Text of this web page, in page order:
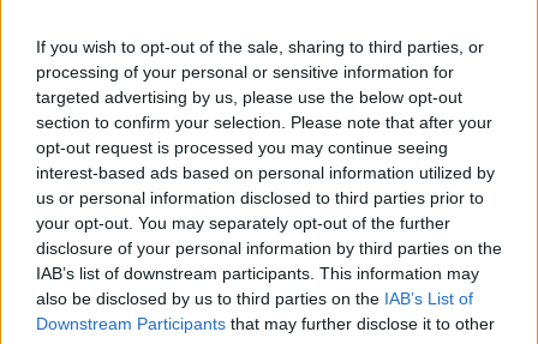
If you wish to opt-out of the sale, sharing to third parties, or
processing of your personal or sensitive information for
targeted advertising by us, please use the below opt-out
section to confirm your selection. Please note that after your
opt-out request is processed you may continue seeing
interest-based ads based on personal information utilized by
us or personal information disclosed to third parties prior to
your opt-out. You may separately opt-out of the further
disclosure of your personal information by third parties on the
IAB’s list of downstream participants. This information may
also be disclosed by us to third parties on the IAB’s List of
Downstream Participants that may further disclose it to other
Ora che abbiamo una panoramica di quello che è stato il
prezzo negli ultimi anni, è tempo di vedere quanto
varrebbe nei prossimi anni.
Previsione dei prezzi Zcash 2021